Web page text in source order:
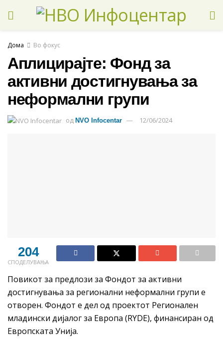
Дома Во фокус
Аплицирајте: Фонд за
активни достигнувања за
неформални групи
од NVO Infocentar 12/06/2024
204
СПОДЕЛУВАЊА
Повикот за предлози за Фондот за активни
достигнувања за регионални неформални групи е
отворен. Фондот е дел од проектот Регионален
младински дијалог за Европа (RYDE), финансиран од
Европската Унија.